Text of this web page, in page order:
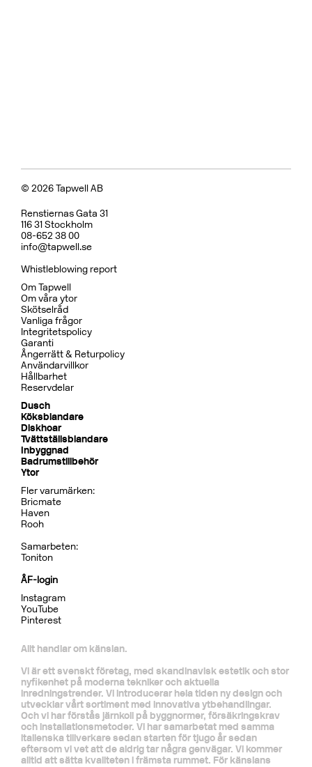
© 2026 Tapwell AB
Renstiernas Gata 31
116 31 Stockholm
08-652 38 00
info@tapwell.se
Whistleblowing report
Om Tapwell
Om våra ytor
Skötselråd
Vanliga frågor
Integritetspolicy
Garanti
Ångerrätt & Returpolicy
Användarvillkor
Hållbarhet
Reservdelar
Dusch
Köksblandare
Diskhoar
Tvättställsblandare
Inbyggnad
Badrumstillbehör
Ytor
Fler varumärken:
Bricmate
Haven
Rooh
Samarbeten:
Toniton
ÅF-login
Allt handlar om känslan.
Vi är ett svenskt företag, med skandinavisk estetik och stor
nyfikenhet på moderna tekniker och aktuella
inredningstrender. Vi introducerar hela tiden ny design och
utvecklar vårt sortiment med innovativa ytbehandlingar.
Och vi har förstås järnkoll på byggnormer, försäkringskrav
och installationsmetoder. Vi har samarbetat med samma
italienska tillverkare sedan starten för tjugo år sedan
eftersom vi vet att de aldrig tar några genvägar. Vi kommer
alltid att sätta kvaliteten i främsta rummet. För känslans
Instagram
YouTube
Pinterest